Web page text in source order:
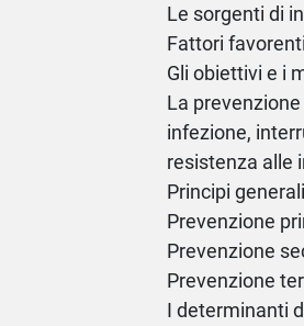
Le sorgenti di
Fattori
Gli obiettivi e i
La
infezione,
resistenza alle
Principi
Prevenzione
Prevenzione
Prevenzione
I determinanti